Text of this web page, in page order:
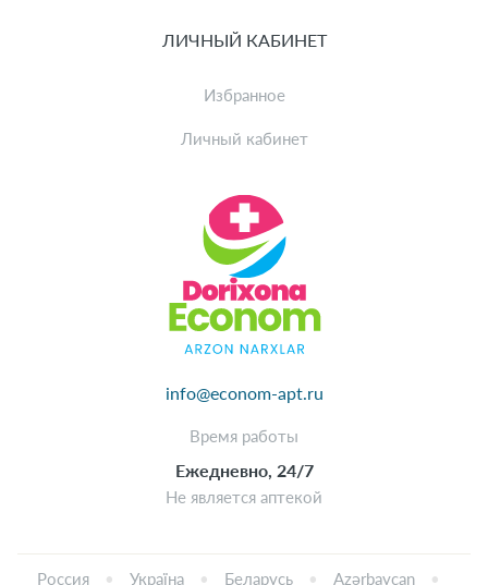
info@econom-apt.ru
Время работы
Ежедневно, 24/7
Не является аптекой
ЛИЧНЫЙ КАБИНЕТ
Избранное
Личный кабинет
Россия Україна Беларусь Azərbaycan